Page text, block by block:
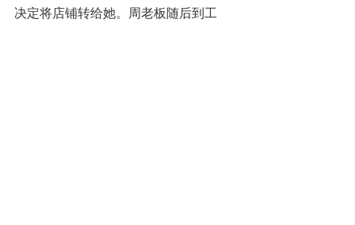
决定将店铺转给她。周老板随后到工